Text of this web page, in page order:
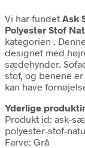
Vi har fundet Ask
Polyester Stof
kategorien .
designet med
sædehynder.
stof, og benene
kan have
Yderlige
Produkt id: ask-
polyester-stof-
Farve: Grå